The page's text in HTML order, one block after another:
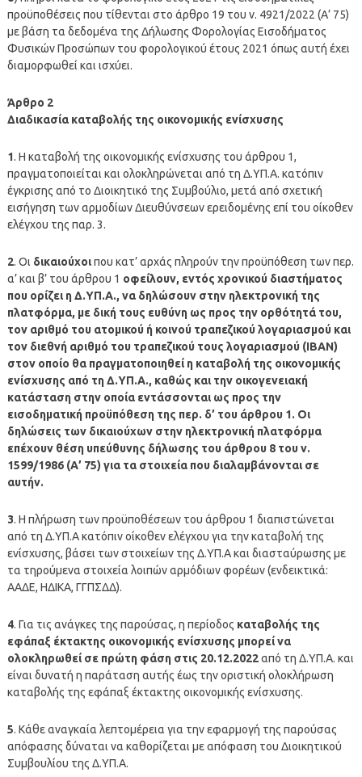
προϋποθέσεις που τίθενται στο άρθρο 19 του ν. 4921/2022 (Α’ 75)
με βάση τα δεδομένα της Δήλωσης Φορολογίας Εισοδήματος
Φυσικών Προσώπων του φορολογικού έτους 2021 όπως αυτή έχει
διαμορφωθεί και ισχύει.
Άρθρο 2
Διαδικασία καταβολής της οικονομικής ενίσχυσης
1. Η καταβολή της οικονομικής ενίσχυσης του άρθρου 1,
πραγματοποιείται και ολοκληρώνεται από τη Δ.ΥΠ.Α. κατόπιν
έγκρισης από το Διοικητικό της Συμβούλιο, μετά από σχετική
εισήγηση των αρμοδίων Διευθύνσεων ερειδομένης επί του οίκοθεν
ελέγχου της παρ. 3.
2. Οι δικαιούχοιπου κατ’ αρχάς πληρούν την προϋπόθεση των περ.
α’ και β’ του άρθρου 1 οφείλουν, εντός χρονικού διαστήματος
που ορίζει η Δ.ΥΠ.Α., να δηλώσουν στην ηλεκτρονική της
πλατφόρμα, με δική τους ευθύνη ως προς την ορθότητά του,
τον αριθμό του ατομικού ή κοινού τραπεζικού λογαριασμού και
τον διεθνή αριθμό του τραπεζικού τους λογαριασμού (IBAN)
στον οποίο θα πραγματοποιηθεί η καταβολή της οικονομικής
ενίσχυσης από τη Δ.ΥΠ.Α., καθώς και την οικογενειακή
κατάσταση στην οποία εντάσσονται ως προς την
εισοδηματική προϋπόθεση της περ. δ’ του άρθρου 1. Οι
δηλώσεις των δικαιούχων στην ηλεκτρονική πλατφόρμα
επέχουν θέση υπεύθυνης δήλωσης του άρθρου 8 του ν.
1599/1986 (Α’ 75) για τα στοιχεία που διαλαμβάνονται σε
αυτήν.
3. Η πλήρωση των προϋποθέσεων του άρθρου 1 διαπιστώνεται
από τη Δ.ΥΠ.Α κατόπιν οίκοθεν ελέγχου για την καταβολή της
ενίσχυσης, βάσει των στοιχείων της Δ.ΥΠ.Α και διασταύρωσης με
τα τηρούμενα στοιχεία λοιπών αρμόδιων φορέων (ενδεικτικά:
ΑΑΔΕ, ΗΔΙΚΑ, ΓΓΠΣΔΔ).
4. Για τις ανάγκες της παρούσας, η περίοδος καταβολής της
εφάπαξ έκτακτης οικονομικής ενίσχυσης μπορεί να
ολοκληρωθεί σε πρώτη φάση στις 20.12.2022από τη Δ.ΥΠ.Α. και
είναι δυνατή η παράταση αυτής έως την οριστική ολοκλήρωση
καταβολής της εφάπαξ έκτακτης οικονομικής ενίσχυσης.
5. Κάθε αναγκαία λεπτομέρεια για την εφαρμογή της παρούσας
απόφασης δύναται να καθορίζεται με απόφαση του Διοικητικού
Συμβουλίου της Δ.ΥΠ.Α.